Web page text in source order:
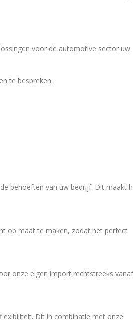
voor de automotive sector uw
te bespreken.
behoeften van uw bedrijf. Dit maakt
op maat te maken, zodat het perfect
onze eigen import rechtstreeks vanaf
Dit in combinatie met onze